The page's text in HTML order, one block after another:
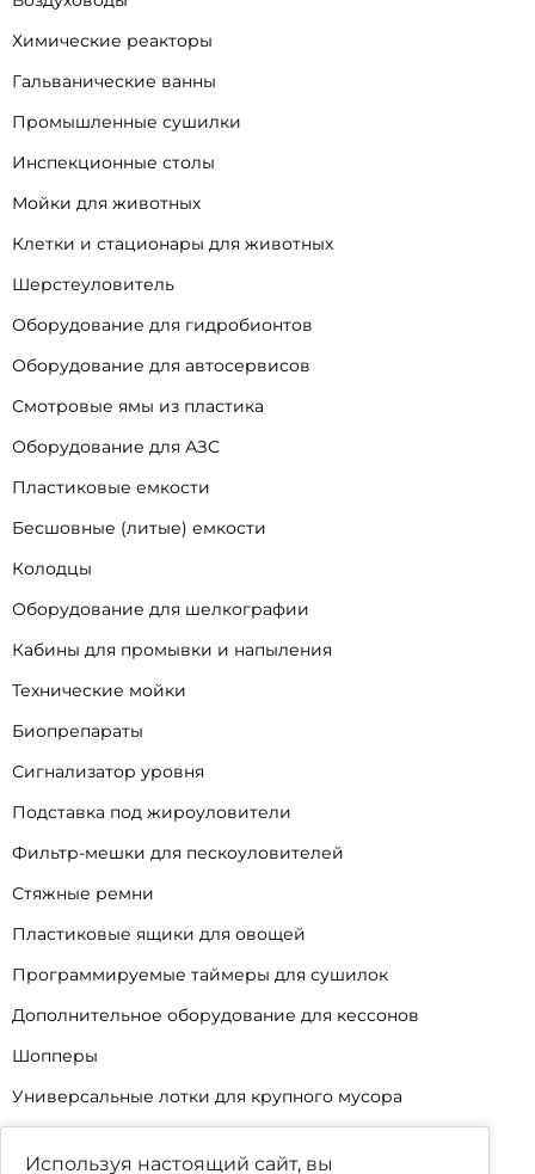
Химические реакторы
Гальванические ванны
Промышленные сушилки
Инспекционные столы
Мойки для животных
Клетки и стационары для животных
Шерстеуловитель
Оборудование для гидробионтов
Оборудование для автосервисов
Смотровые ямы из пластика
Оборудование для АЗС
Пластиковые емкости
Бесшовные (литые) емкости
Колодцы
Оборудование для шелкографии
Кабины для промывки и напыления
Технические мойки
Биопрепараты
Сигнализатор уровня
Подставка под жироуловители
Фильтр-мешки для пескоуловителей
Стяжные ремни
Пластиковые ящики для овощей
Программируемые таймеры для сушилок
Дополнительное оборудование для кессонов
Шопперы
Универсальные лотки для крупного мусора
Используя настоящий сайт, вы